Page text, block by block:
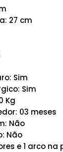
27 cm
Sim
Sim
Kg
03 meses
Não
Não
e 1 arco